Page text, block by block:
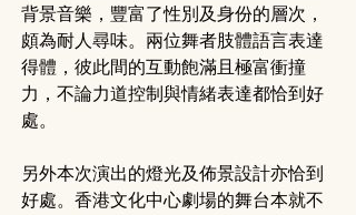
背景音樂，豐富了性別及身份的層次，
頗為耐人尋味。兩位舞者肢體語言表達
得體，彼此間的互動飽滿且極富衝撞
力，不論力道控制與情緒表達都恰到好
處。
另外本次演出的燈光及佈景設計亦恰到
好處。香港文化中心劇場的舞台本就不